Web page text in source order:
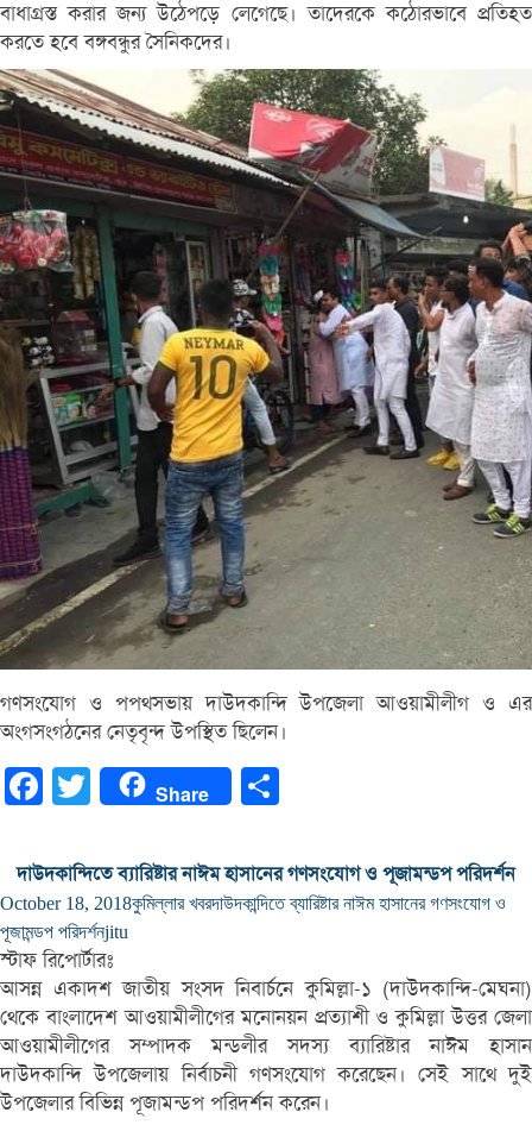
বাধাগ্রস্ত করার জন্য উঠেপড়ে লেগেছে। তাদেরকে কঠোরভাবে প্রতিহত
করতে হবে বঙ্গবন্ধুর সৈনিকদের।
গণসংযোগ ও পপথসভায় দাউদকান্দি উপজেলা আওয়ামীলীগ ও এর
অংগসংগঠনের নেতৃবৃন্দ উপস্থিত ছিলেন।
FacebookTwitter Share
দাউদকান্দিতে ব্যারিষ্টার নাঈম হাসানের গণসংযোগ ও পূজামন্ডপ পরিদর্শন
October 18, 2018কুমিল্লার খবরদাউদকান্দিতে ব্যারিষ্টার নাঈম হাসানের গণসংযোগ ও
পূজামন্ডপ পরিদর্শনjitu
স্টাফ রিপোর্টারঃ
আসন্ন একাদশ জাতীয় সংসদ নিবার্চনে কুমিল্লা-১ (দাউদকান্দি-মেঘনা)
থেকে বাংলাদেশ আওয়ামীলীগের মনোনয়ন প্রত্যাশী ও কুমিল্লা উত্তর জেলা
আওয়ামীলীগের সম্পাদক মন্ডলীর সদস্য ব্যারিষ্টার নাঈম হাসান
দাউদকান্দি উপজেলায় নির্বাচনী গণসংযোগ করেছেন। সেই সাথে দুই
উপজেলার বিভিন্ন পূজামন্ডপ পরিদর্শন করেন।